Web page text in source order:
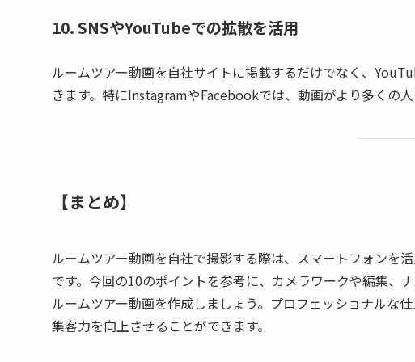
10. SNSやYouTubeでの拡散を活用
ルームツアー動画を自社サイトに掲載するだけでなく、
きます。特にInstagramやFacebookでは、動画がより多くの
【まとめ】
ルームツアー動画を自社で撮影する際は、スマートフォンを
です。今回の10のポイントを参考に、カメラワークや編集、
ルームツアー動画を作成しましょう。プロフェッショナルな
集客力を向上させることができます。